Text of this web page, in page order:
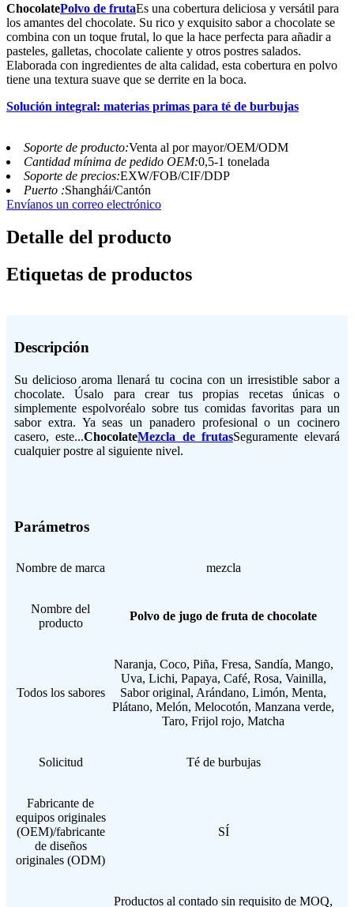
ChocolatePolvo de frutaEs una cobertura deliciosa y versátil para
los amantes del chocolate. Su rico y exquisito sabor a chocolate se
combina con un toque frutal, lo que la hace perfecta para añadir a
pasteles, galletas, chocolate caliente y otros postres salados.
Elaborada con ingredientes de alta calidad, esta cobertura en polvo
tiene una textura suave que se derrite en la boca.
Solución integral: materias primas para té de burbujas
Soporte de producto:Venta al por mayor/OEM/ODM
Cantidad mínima de pedido OEM:0,5-1 tonelada
Soporte de precios:EXW/FOB/CIF/DDP
Puerto :Shanghái/Cantón
Envíanos un correo electrónico
Detalle del producto
Etiquetas de productos
Descripción
Su delicioso aroma llenará tu cocina con un irresistible sabor a
chocolate. Úsalo para crear tus propias recetas únicas o
simplemente espolvoréalo sobre tus comidas favoritas para un
sabor extra. Ya seas un panadero profesional o un cocinero
casero, este...ChocolateMezcla de frutasSeguramente elevará
cualquier postre al siguiente nivel.
Parámetros
Nombre de marca mezcla
Nombre del
producto
Polvo de jugo de fruta de chocolate
Todos los sabores
Naranja, Coco, Piña, Fresa, Sandía, Mango,
Uva, Lichi, Papaya, Café, Rosa, Vainilla,
Sabor original, Arándano, Limón, Menta,
Plátano, Melón, Melocotón, Manzana verde,
Taro, Frijol rojo, Matcha
Solicitud Té de burbujas
Fabricante de
equipos originales
(OEM)/fabricante
de diseños
originales (ODM)
SÍ
Productos al contado sin requisito de MOQ,